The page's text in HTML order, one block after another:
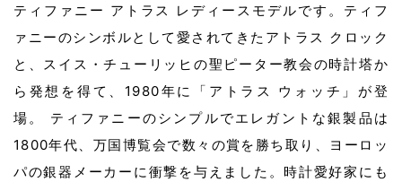
ティファニー アトラス レディースモデルです。ティフ
ァニーのシンボルとして愛されてきたアトラス クロック
と、スイス・チューリッヒの聖ピーター教会の時計塔か
ら発想を得て、1980年に「アトラス ウォッチ」が登
場。 ティファニーのシンプルでエレガントな銀製品は
1800年代、万国博覧会で数々の賞を勝ち取り、ヨーロッ
パの銀器メーカーに衝撃を与えました。時計愛好家にも